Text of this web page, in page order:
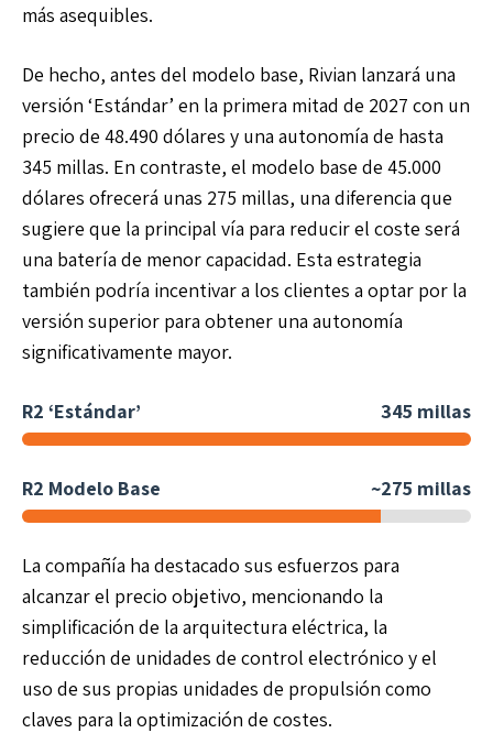
más asequibles.
De hecho, antes del modelo base, Rivian lanzará una
versión ‘Estándar’ en la primera mitad de 2027 con un
precio de 48.490 dólares y una autonomía de hasta
345 millas. En contraste, el modelo base de 45.000
dólares ofrecerá unas 275 millas, una diferencia que
sugiere que la principal vía para reducir el coste será
una batería de menor capacidad. Esta estrategia
también podría incentivar a los clientes a optar por la
versión superior para obtener una autonomía
significativamente mayor.
R2 ‘Estándar’ 345 millas
R2 Modelo Base ~275 millas
La compañía ha destacado sus esfuerzos para
alcanzar el precio objetivo, mencionando la
simplificación de la arquitectura eléctrica, la
reducción de unidades de control electrónico y el
uso de sus propias unidades de propulsión como
claves para la optimización de costes.